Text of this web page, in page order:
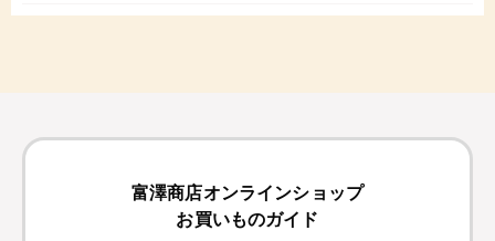
富澤商店オンラインショップ
お買いものガイド